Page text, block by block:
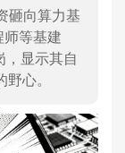
砸向算力基
师等基建
，显示其自
心。